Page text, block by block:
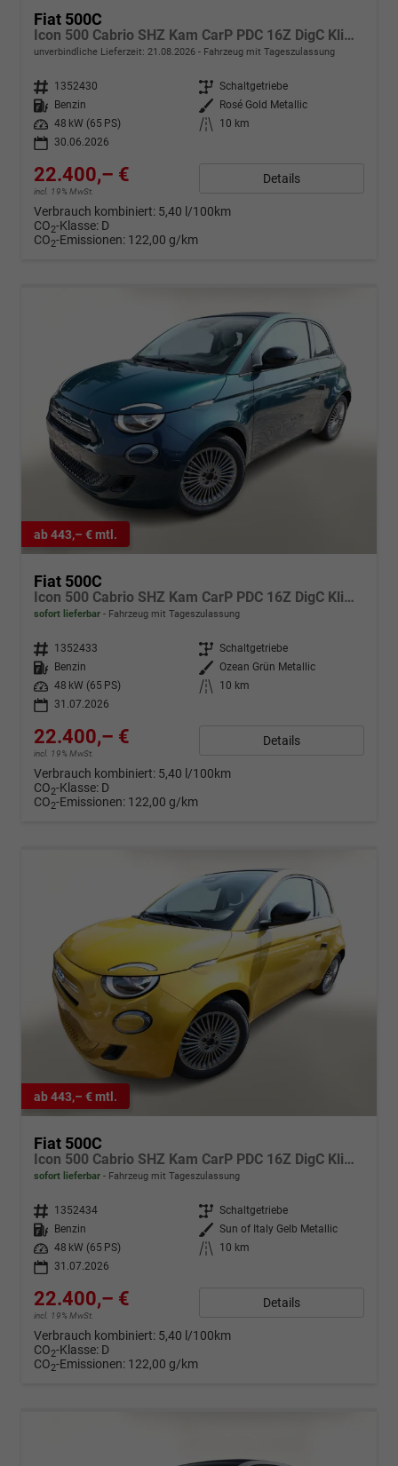
Fiat 500C
Icon 500 Cabrio SHZ Kam CarP PDC 16Z DigC Klimaa
unverbindliche Lieferzeit: 21.08.2026 Fahrzeug mit Tageszulassung
Fahrzeugnr. 1352430 Getriebe Schaltgetriebe
Kraftstoff
Benzin Außenfarbe
Rosé Gold Metallic
Leistung
48 kW (65 PS) Kilometerstand
10 km
30.06.2026
22.400,– €
incl. 19% MwSt.
Details
Verbrauch kombiniert: 5,40 l/100km
CO2-Klasse: D
CO2-Emissionen: 122,00 g/km
ab 443,– € mtl.
Fiat 500C
Icon 500 Cabrio SHZ Kam CarP PDC 16Z DigC Klimaa
sofort lieferbar Fahrzeug mit Tageszulassung
Fahrzeugnr. 1352433 Getriebe Schaltgetriebe
Kraftstoff
Benzin Außenfarbe Ozean Grün Metallic
Leistung
48 kW (65 PS) Kilometerstand
10 km
31.07.2026
22.400,– €
incl. 19% MwSt.
Details
Verbrauch kombiniert: 5,40 l/100km
CO2-Klasse: D
CO2-Emissionen: 122,00 g/km
ab 443,– € mtl.
Fiat 500C
Icon 500 Cabrio SHZ Kam CarP PDC 16Z DigC Klimaa
sofort lieferbar Fahrzeug mit Tageszulassung
Fahrzeugnr. 1352434 Getriebe Schaltgetriebe
Kraftstoff
Benzin Außenfarbe Sun of Italy Gelb Metallic
Leistung
48 kW (65 PS) Kilometerstand
10 km
31.07.2026
22.400,– €
incl. 19% MwSt.
Details
Verbrauch kombiniert: 5,40 l/100km
CO2-Klasse: D
CO2-Emissionen: 122,00 g/km